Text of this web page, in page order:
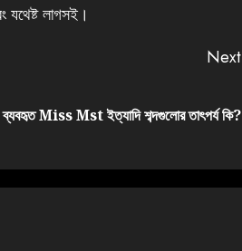
লাগসই।
Next
ব্যবহৃত Miss Mst ইত্যাদি শব্দগুলোর তাৎপর্য কি?